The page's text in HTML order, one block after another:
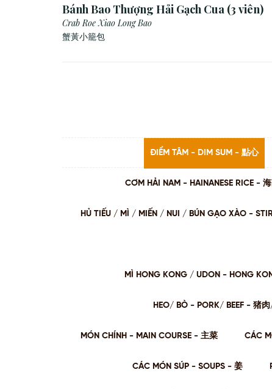
Bánh Bao Thượng Hải Gạch Cua (3 viên)
Crab Roe Xiao Long Bao
蟹黃小籠包
ĐIỂM TÂM - DIM SUM - 點心
CƠM HẢI NAM - HAINANESE RICE -
HỦ TIẾU / MÌ / MIẾN / NUI / BÚN GẠO XÀO -
MÌ HONG KONG / UDON - HONG
HEO/ BÒ - PORK/ BEEF - 猪
MÓN CHÍNH - MAIN COURSE - 主菜 CÁC
CÁC MÓN SÚP - SOUPS - 姜